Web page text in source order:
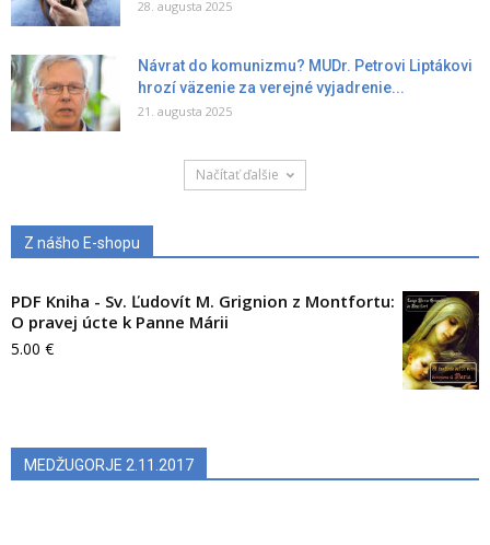
28. augusta 2025
Návrat do komunizmu? MUDr. Petrovi Liptákovi
hrozí väzenie za verejné vyjadrenie...
21. augusta 2025
Načítať ďalšie
Z nášho E-shopu
PDF Kniha - Sv. Ľudovít M. Grignion z Montfortu:
O pravej úcte k Panne Márii
5.00 €
MEDŽUGORJE 2.11.2017